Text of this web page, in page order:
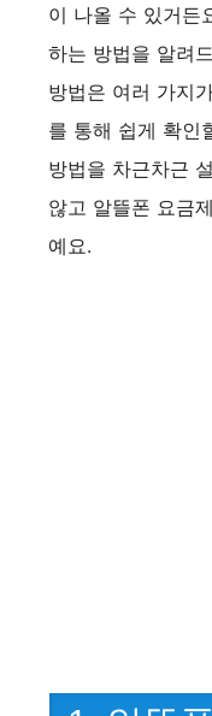
이 나올 수 있거든
하는 방법을 알려
방법은 여러 가지
를 통해 쉽게 확인
방법을 차근차근
않고 알뜰폰 요금
예요.